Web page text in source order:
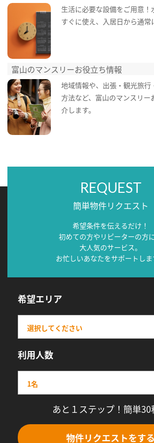
生活に必要な設備をご用意！
すぐに使え、入居日から通常
富山のマンスリーお役立ち情報
地域情報や、出張・観光旅行
方法など、富山のマンスリー
介します。
REQUEST
簡単物件リクエスト
希望条件を伝えるだけ！
初めての方やリピーターの方
大人気のサービス。
お忙しいあなたをサポートしま
希望エリア
利用人数
あと１ステップ！簡単30
物件リクエストをする